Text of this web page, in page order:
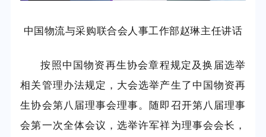
中国物流与采购联合会人事工作部赵琳主任讲话
按照中国物资再生协会章程规定及换届选举
相关管理办法规定，大会选举产生了中国物资再
生协会第八届理事会理事。随即召开第八届理事
会第一次全体会议，选举许军祥为理事会会长，